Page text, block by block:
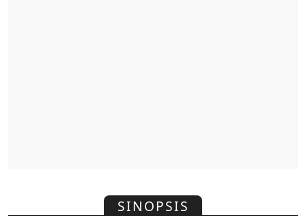
SINOPSIS